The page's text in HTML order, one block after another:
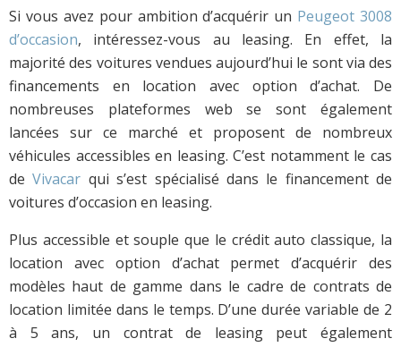
Si vous avez pour ambition d’acquérir un Peugeot 3008
d’occasion, intéressez-vous au leasing. En effet, la
majorité des voitures vendues aujourd’hui le sont via des
financements en location avec option d’achat. De
nombreuses plateformes web se sont également
lancées sur ce marché et proposent de nombreux
véhicules accessibles en leasing. C’est notamment le cas
deVivacar qui s’est spécialisé dans le financement de
voitures d’occasion en leasing.
Plus accessible et souple que le crédit auto classique, la
location avec option d’achat permet d’acquérir des
modèles haut de gamme dans le cadre de contrats de
location limitée dans le temps. D’une durée variable de 2
à 5 ans, un contrat de leasing peut également